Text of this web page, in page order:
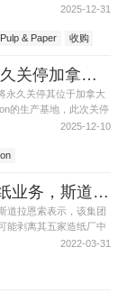
2025-12-31
& Paper 收购
Domtar宣布永久关停加拿大Crofton浆厂
永久关停其位于加拿大
的生产基地，此次关停
2025-12-10
剥离纸浆及造纸业务，斯道拉恩索欲出售四家纸厂
道拉恩索表示，该集团
能剥离其五家造纸厂中
2022-03-31